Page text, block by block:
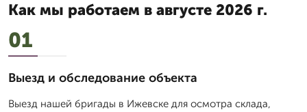
Как мы работаем в августе 2026 г.
01
Выезд и обследование объекта
Выезд нашей бригады в Ижевске для осмотра склада,